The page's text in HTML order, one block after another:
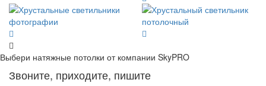
Выбери натяжные потолки от компании SkyPRO
Звоните, приходите, пишите